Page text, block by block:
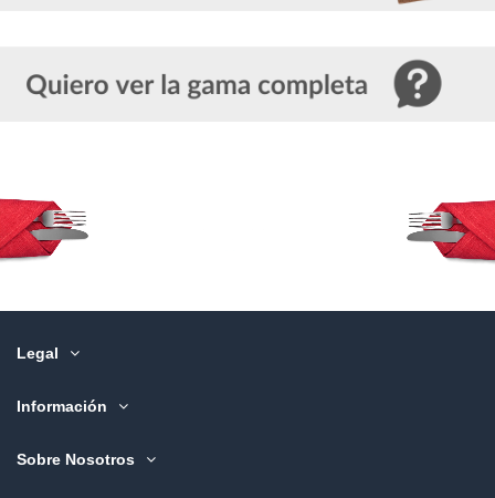
Legal
Información
Sobre Nosotros